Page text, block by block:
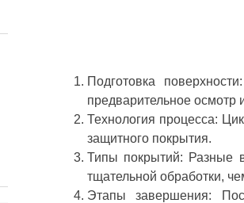
Подготовка
предварительное осмотр
Технология процесса:
защитного покрытия.
Типы покрытий: Разные
тщательной обработки,
Этапы завершения: